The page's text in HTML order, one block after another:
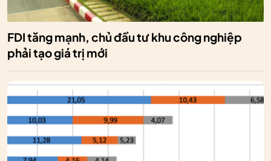
FDI tăng mạnh, chủ đầu tư khu công nghiệp
phải tạo giá trị mới